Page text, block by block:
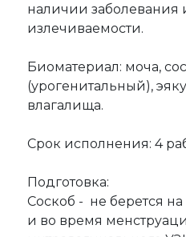
наличии заболевания
излечиваемости.
Биоматериал: моча,
(урогенитальный),
влагалища.
Срок исполнения: 4
Подготовка:
Соскоб - не берется
и во время